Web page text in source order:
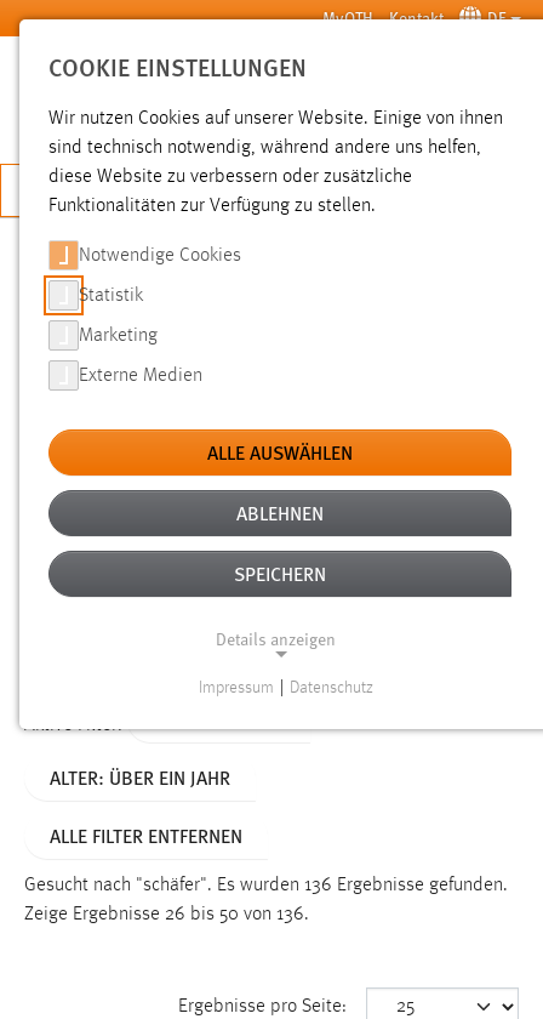
Zum Hauptinhalt springen MyOTH Kontakt DE
SUCHE
JETZT BEWERBEN
SUCHE
FILTER
Typ
Erstellungsdatum
Alter
Aktive Filter:
ALTER: ÜBER EIN JAHR
ALLE FILTER ENTFERNEN
Gesucht nach "schäfer". Es wurden 136 Ergebnisse gefunden.
Zeige Ergebnisse 26 bis 50 von 136.
Ergebnisse pro Seite:
COOKIE EINSTELLUNGEN
Wir nutzen Cookies auf unserer Website. Einige von ihnen
sind technisch notwendig, während andere uns helfen,
diese Website zu verbessern oder zusätzliche
Funktionalitäten zur Verfügung zu stellen.
Notwendige Cookies
Statistik
Marketing
Externe Medien
ALLE AUSWÄHLEN
ABLEHNEN
SPEICHERN
Details anzeigen
Funktionen und sind für die einwandfreie Funktion der
Name:
Dieser Cookie speichert die ausgewählten Einverständnis-
Impressum Datenschutz